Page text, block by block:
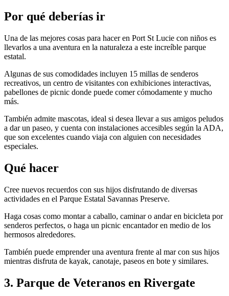
Por qué deberías ir
Una de las mejores cosas para hacer en Port St Lucie con niños es
llevarlos a una aventura en la naturaleza a este increíble parque
estatal.
Algunas de sus comodidades incluyen 15 millas de senderos
recreativos, un centro de visitantes con exhibiciones interactivas,
pabellones de picnic donde puede comer cómodamente y mucho
más.
También admite mascotas, ideal si desea llevar a sus amigos peludos
a dar un paseo, y cuenta con instalaciones accesibles según la ADA,
que son excelentes cuando viaja con alguien con necesidades
especiales.
Qué hacer
Cree nuevos recuerdos con sus hijos disfrutando de diversas
actividades en el Parque Estatal Savannas Preserve.
Haga cosas como montar a caballo, caminar o andar en bicicleta por
senderos perfectos, o haga un picnic encantador en medio de los
hermosos alrededores.
También puede emprender una aventura frente al mar con sus hijos
mientras disfruta de kayak, canotaje, paseos en bote y similares.
3. Parque de Veteranos en Rivergate